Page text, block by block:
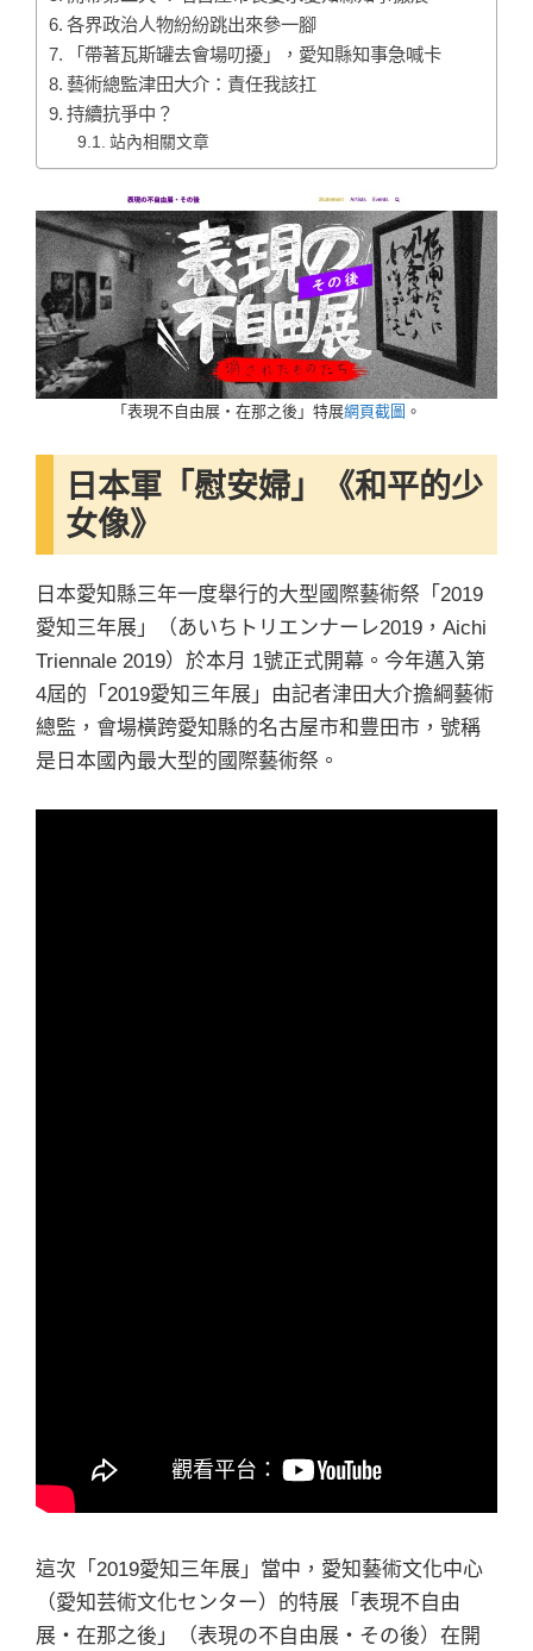
各界政治人物紛紛跳出來參一腳
「帶著瓦斯罐去會場叨擾」，愛知縣知事急喊卡
藝術總監津田大介：責任我該扛
持續抗爭中？
站內相關文章
「表現不自由展・在那之後」特展網頁截圖 。
日本軍「慰安婦」《和平的少
女像》
日本愛知縣三年一度舉行的大型國際藝術祭「2019
愛知三年展」（あいちトリエンナーレ2019，Aichi
Triennale 2019）於本月 1號正式開幕。今年邁入第
4屆的「2019愛知三年展」由記者津田大介擔綱藝術
總監，會場橫跨愛知縣的名古屋市和豊田市，號稱
是日本國內最大型的國際藝術祭。
這次「2019愛知三年展」當中，愛知藝術文化中心
（愛知芸術文化センター）的特展「表現不自由
展・在那之後」（表現の不自由展・その後）在開